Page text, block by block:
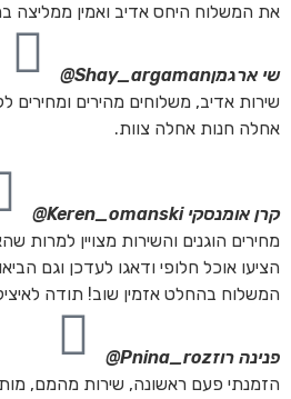
את המשלוח היחס אדיב ואמין ממליצה
שי ארגמןShay_argaman@
שירות אדיב, משלוחים מהירים ומחירים
אחלה חנות אחלה צוות.
קרן אומנסקיKeren_omanski@
מחירים הוגנים והשירות מצויין למרות
המשלוח בהחלט אזמין שוב! תודה
פנינה רוזPnina_roz@
הזמנתי פעם ראשונה, שירות מהמם,